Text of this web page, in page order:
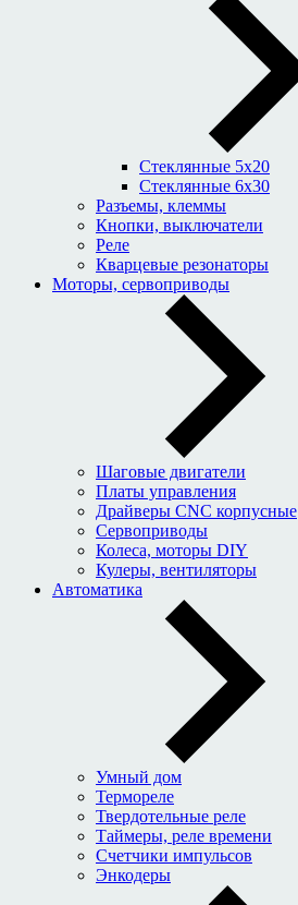
Стеклянные 5x20
Стеклянные 6x30
Разъемы, клеммы
Кнопки, выключатели
Реле
Кварцевые резонаторы
Моторы, сервоприводы
Шаговые двигатели
Платы управления
Драйверы CNC корпусные
Сервоприводы
Колеса, моторы DIY
Кулеры, вентиляторы
Автоматика
Умный дом
Термореле
Твердотельные реле
Таймеры, реле времени
Счетчики импульсов
Энкодеры